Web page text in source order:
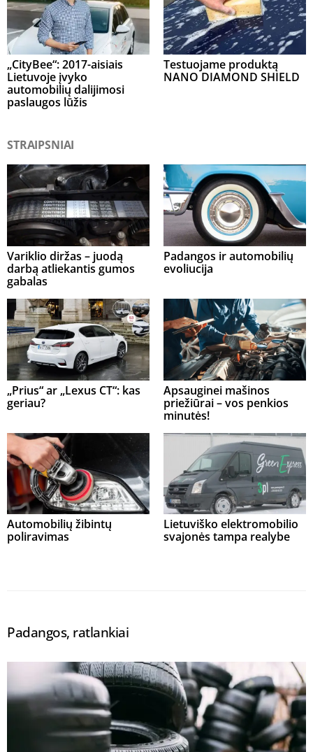
„CityBee“: 2017-aisiais
Lietuvoje įvyko
automobilių dalijimosi
paslaugos lūžis
Testuojame produktą
NANO DIAMOND SHIELD
STRAIPSNIAI
Variklio diržas – juodą
darbą atliekantis gumos
gabalas
Padangos ir automobilių
evoliucija
„Prius“ ar „Lexus CT“: kas
geriau?
Apsauginei mašinos
priežiūrai – vos penkios
minutės!
Automobilių žibintų
poliravimas
Lietuviško elektromobilio
svajonės tampa realybe
Padangos, ratlankiai